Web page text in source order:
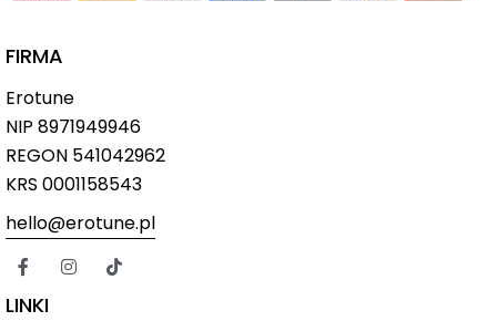
FIRMA
Erotune
NIP 8971949946
REGON 541042962
KRS 0001158543
hello@erotune.pl
LINKI